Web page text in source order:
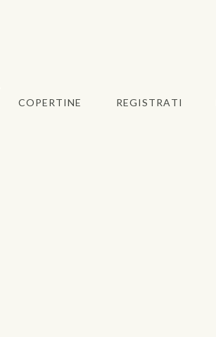
COPERTINE REGISTRATI